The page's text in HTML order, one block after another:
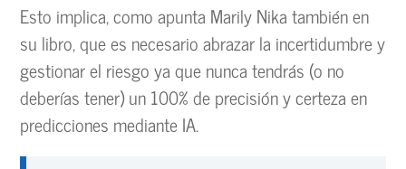
Esto implica, como apunta Marily Nika también en
su libro, que es necesario abrazar la incertidumbre y
gestionar el riesgo ya que nunca tendrás (o no
deberías tener) un 100% de precisión y certeza en
predicciones mediante IA.